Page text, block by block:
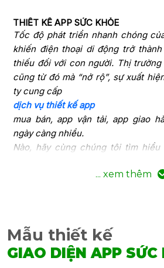
THIẾT KẾ APP SỨC KHỎE
Tốc độ phát triển nhanh chóng
khiến điện thoại di động trở
thiếu đối với con người. Thị
cũng từ đó mà “nở rộ”, sự xuất
ty cung cấp
dịch vụ thiết kế app
mua bán, app vận tải, app giao
ngày càng nhiều.
Nào, hãy cùng chúng tôi tìm
sức khỏe của con người.
PHÂN LOẠI APP SỨC KHỎE PHỔ
Để
... xem thêm
Mẫu thiết kế
GIAO DIỆN APP SỨC